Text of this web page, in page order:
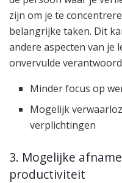
zijn om je te
belangrijke taken. Dit
andere aspecten van je
onvervulde
Minder focus op
Mogelijk
verplichtingen
3. Mogelijke
productiviteit